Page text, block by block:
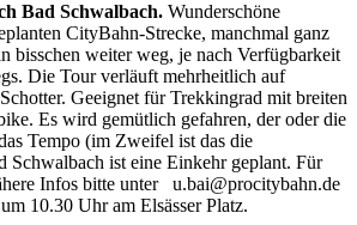
Bad Schwalbach. Wunderschöne
CityBahn-Strecke, manchmal ganz
bisschen weiter weg, je nach Verfügbarkeit
Die Tour verläuft mehrheitlich auf
Geeignet für Trekkingrad mit breiten
Es wird gemütlich gefahren, der oder die
Tempo (im Zweifel ist das die
ist eine Einkehr geplant. Für
Infos bitte unter u.bai@procitybahn.de
10.30 Uhr am Elsässer Platz.